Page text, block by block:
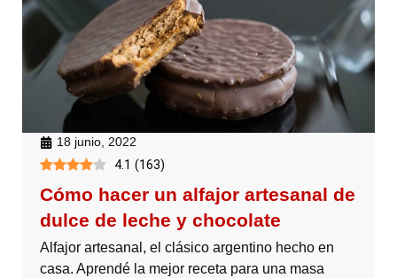
18 junio, 2022
4.1 (163)
Cómo hacer un alfajor artesanal de
dulce de leche y chocolate
Alfajor artesanal, el clásico argentino hecho en
casa. Aprendé la mejor receta para una masa